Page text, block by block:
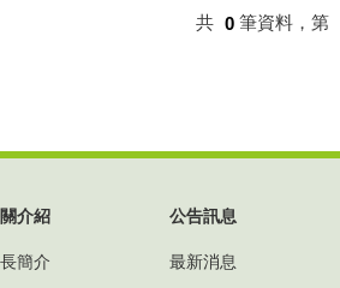
共 0 筆資料，第
介紹
簡介
公告訊息
最新消息